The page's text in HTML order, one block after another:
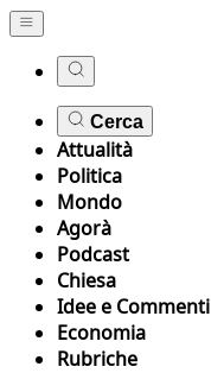
Cerca
Attualità
Politica
Mondo
Agorà
Podcast
Chiesa
Idee e Commenti
Economia
Rubriche